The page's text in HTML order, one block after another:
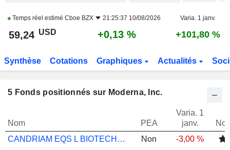
Temps réel estimé Cboe BZX 21:25:37 10/08/2026 Varia. 1 janv.
59,24 USD +0,13 % +101,80 %
Synthèse Cotations Graphiques Actualités
5 Fonds positionnés sur Moderna, Inc.
Nom PEA
Varia. 1
janv.
CANDRIAM EQS L BIOTECH C USD CAP
Non
-3,00 %